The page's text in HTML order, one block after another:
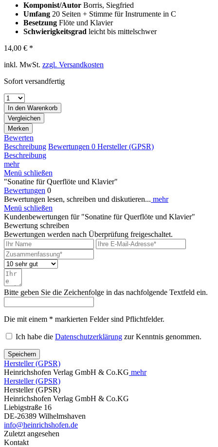
Komponist/Autor Borris, Siegfried
Umfang 20 Seiten + Stimme für Instrumente in C
Besetzung Flöte und Klavier
Schwierigkeitsgrad leicht bis mittelschwer
14,00 € *
inkl. MwSt. zzgl. Versandkosten
Sofort versandfertig
In den Warenkorb
Vergleichen
Merken
Bewerten
Beschreibung Bewertungen 0 Hersteller (GPSR)
Beschreibung
mehr
Menü schließen
"Sonatine für Querflöte und Klavier"
Bewertungen 0
Bewertungen lesen, schreiben und diskutieren... mehr
Menü schließen
Kundenbewertungen für "Sonatine für Querflöte und Klavier"
Bewertung schreiben
Bewertungen werden nach Überprüfung freigeschaltet.
Bitte geben Sie die Zeichenfolge in das nachfolgende Textfeld ein.
Die mit einem * markierten Felder sind Pflichtfelder.
Ich habe die Datenschutzerklärung zur Kenntnis genommen.
Speichern
Hersteller (GPSR)
Heinrichshofen Verlag GmbH & Co.KG mehr
Hersteller (GPSR)
Hersteller (GPSR)
Heinrichshofen Verlag GmbH & Co.KG
Liebigstraße 16
DE-26389 Wilhelmshaven
info@heinrichshofen.de
Zuletzt angesehen
Kontakt